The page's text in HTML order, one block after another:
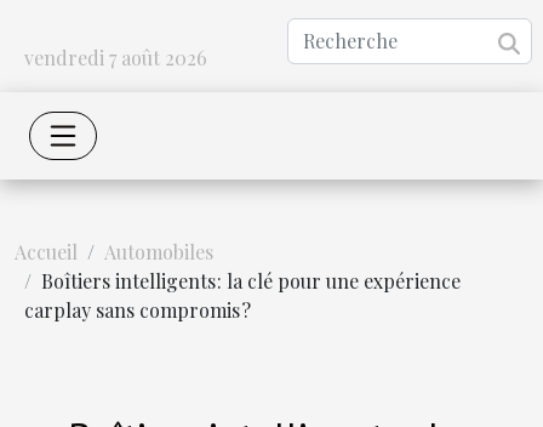
vendredi 7 août 2026
Accueil
Automobiles
Boîtiers intelligents : la clé pour une expérience
carplay sans compromis ?